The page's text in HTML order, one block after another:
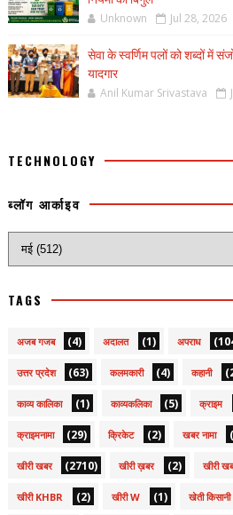
Unknown Jul 28, 2026
सेवा के स्वर्णिम पलों को शब्दों में
यादगार
Anil Kumar Srivastava
TECHNOLOGY
ब्लॉग आर्काइव
TAGS
अजब गजब (4) अदालत (1) अपराध
उत्तर प्रदेश (63) कलमकारी (4) कहानी
काव्य कालिका (1) काव्यकलिका (5) क्राइम
क्राइमनामा (29) क्रिकेट (2) खबर नामा
खीरी खबर (2710) खीरी ख़बर (2) खीरी
खीरी KHBR (2) खीरी W (1) खेती किसानी